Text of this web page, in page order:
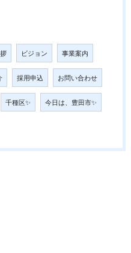
ビジョン 事業案内
採用申込 お問い合わせ
千種区✨ 今日は、豊田市✨